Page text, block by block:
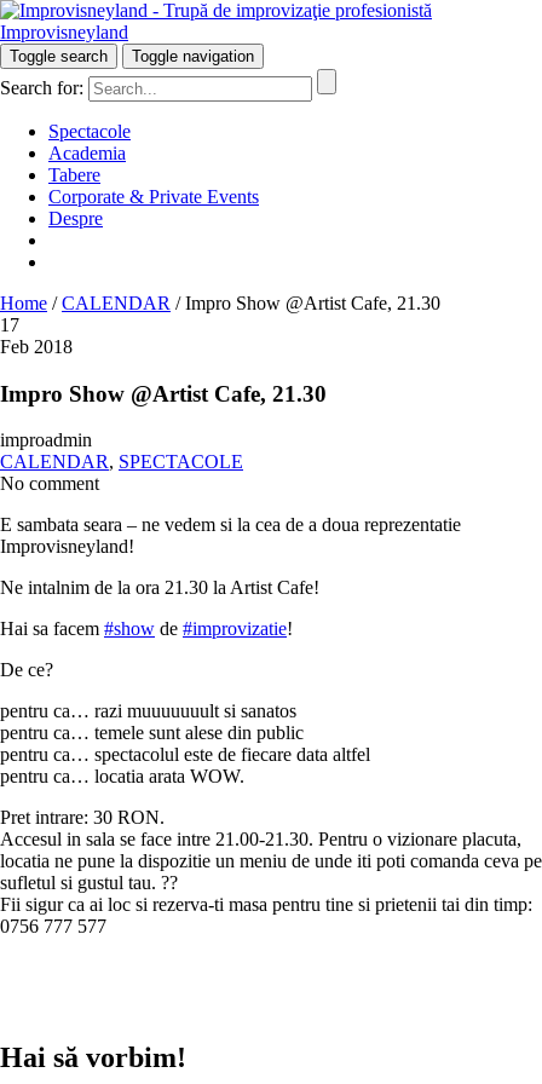
Improvisneyland
Toggle search Toggle navigation
Search for:
Spectacole
Academia
Tabere
Corporate & Private Events
Despre
Home /CALENDAR /Impro Show @Artist Cafe, 21.30
17
Feb 2018
Impro Show @Artist Cafe, 21.30
improadmin
CALENDAR, SPECTACOLE
No comment
E sambata seara – ne vedem si la cea de a doua reprezentatie
Improvisneyland!
Ne intalnim de la ora 21.30 la Artist Cafe!
Hai sa facem #show de #improvizatie!
De ce?
pentru ca… razi muuuuuuult si sanatos
pentru ca… temele sunt alese din public
pentru ca… spectacolul este de fiecare data altfel
pentru ca… locatia arata WOW.
Pret intrare: 30 RON.
Accesul in sala se face intre 21.00-21.30. Pentru o vizionare placuta,
locatia ne pune la dispozitie un meniu de unde iti poti comanda ceva pe
sufletul si gustul tau. ??
Fii sigur ca ai loc si rezerva-ti masa pentru tine si prietenii tai din timp:
0756 777 577
Hai să vorbim!